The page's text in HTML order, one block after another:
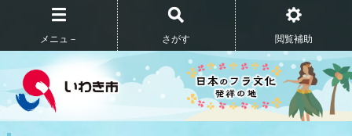
メニュ－ さがす 閲覧補助